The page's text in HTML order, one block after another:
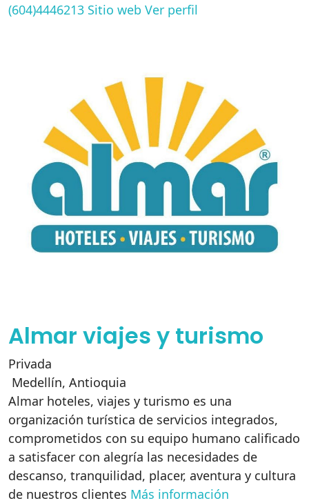
(604)4446213 Sitio web Ver perfil
Almar viajes y turismo
Privada
Medellín, Antioquia
Almar hoteles, viajes y turismo es una
organización turística de servicios integrados,
comprometidos con su equipo humano calificado
a satisfacer con alegría las necesidades de
descanso, tranquilidad, placer, aventura y cultura
de nuestros clientes Más información